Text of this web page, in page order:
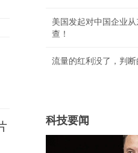
美国发起对中国企业
查！
流量的红利没了，判断
科技要闻